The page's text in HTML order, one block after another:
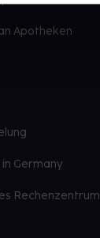
Apotheken
Germany
Rechenzentrum